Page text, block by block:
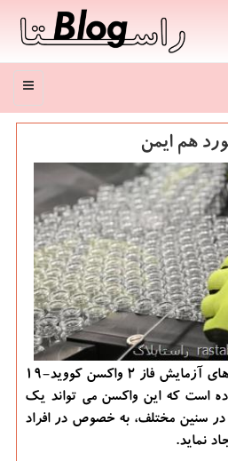
منو
هم ایمن
به گزارش راستابلاگ داده های آزمایش فاز 2 واكسن كووید-19
است كه این واكسن می تواند یك
در سنین مختلف، به خصوص در افراد
نماید.